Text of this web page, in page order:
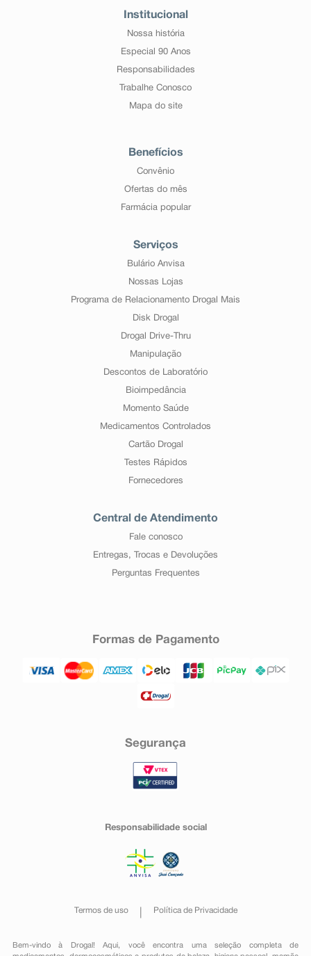
Institucional
Nossa história
Especial 90 Anos
Responsabilidades
Trabalhe Conosco
Mapa do site
Benefícios
Convênio
Ofertas do mês
Farmácia popular
Serviços
Bulário Anvisa
Nossas Lojas
Programa de Relacionamento Drogal Mais
Disk Drogal
Drogal Drive-Thru
Manipulação
Descontos de Laboratório
Bioimpedância
Momento Saúde
Medicamentos Controlados
Cartão Drogal
Testes Rápidos
Fornecedores
Central de Atendimento
Fale conosco
Entregas, Trocas e Devoluções
Perguntas Frequentes
Formas de Pagamento
Segurança
Responsabilidade social
Termos de uso Política de Privacidade
Bem-vindo à Drogal! Aqui, você encontra uma seleção completa de